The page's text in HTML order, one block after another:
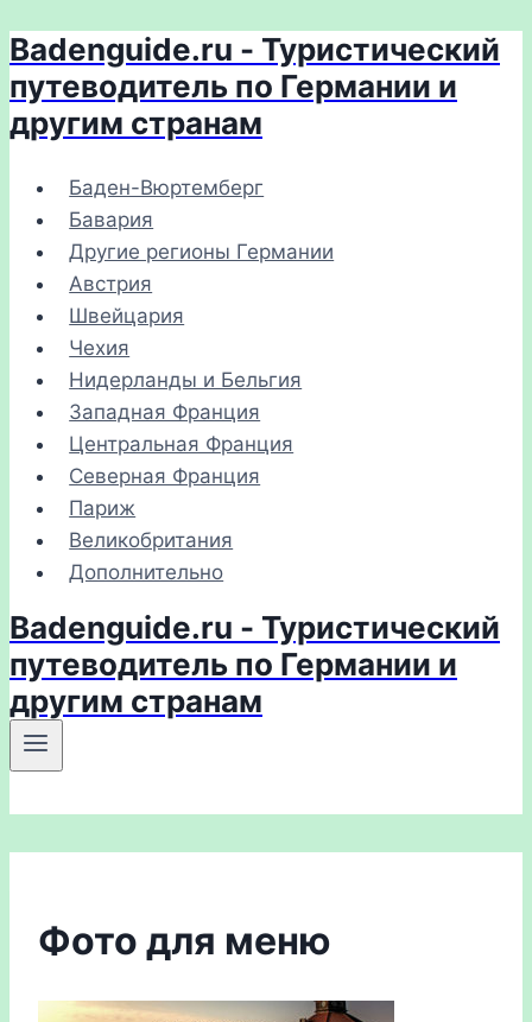
Перейти
к
содержимому
Badenguide.ru - Туристический
путеводитель по Германии и
другим странам
Баден-Вюртемберг
Бавария
Другие регионы Германии
Австрия
Швейцария
Чехия
Нидерланды и Бельгия
Западная Франция
Центральная Франция
Северная Франция
Париж
Великобритания
Дополнительно
Badenguide.ru - Туристический
путеводитель по Германии и
другим странам
Фото для меню